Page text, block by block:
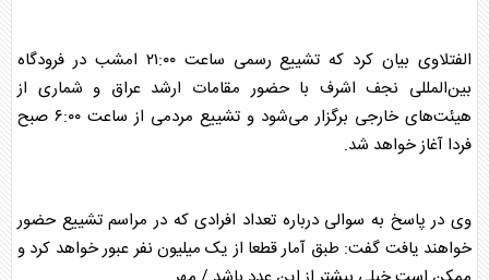
الفتلاوی بیان کرد که تشییع رسمی ساعت ۲۱:۰۰ امشب در فرودگاه
بین‌المللی نجف اشرف با حضور مقامات ارشدعراق و شماری از
هیئت‌های خارجی برگزار می‌شود و تشییع مردمی از ساعت ۶:۰۰ صبح
فردا آغاز خواهد شد.
وی در پاسخ به سوالی درباره تعداد افرادی که در مراسم تشییع حضور
خواهند یافت گفت: طبق آمار قطعا از یک میلیون نفر عبور خواهد کرد و